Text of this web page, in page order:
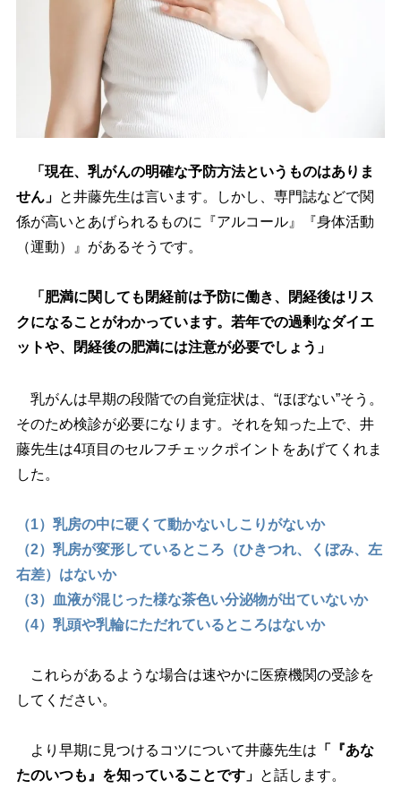
「現在、乳がんの明確な予防方法というものはありま
せん」 と井藤先生は言います。しかし、専門誌などで関
係が高いとあげられるものに『アルコール』『身体活動
（運動）』があるそうです。
「肥満に関しても閉経前は予防に働き、閉経後はリス
クになることがわかっています。若年での過剰なダイエ
ットや、閉経後の肥満には注意が必要でしょう」
乳がんは早期の段階での自覚症状は、“ほぼない”そう。
そのため検診が必要になります。それを知った上で、井
藤先生は4項目のセルフチェックポイントをあげてくれま
した。
（1）乳房の中に硬くて動かないしこりがないか
（2）乳房が変形しているところ（ひきつれ、くぼみ、左
右差）はないか
（3）血液が混じった様な茶色い分泌物が出ていないか
（4）乳頭や乳輪にただれているところはないか
これらがあるような場合は速やかに医療機関の受診を
してください。
より早期に見つけるコツについて井藤先生は 「『あな
たのいつも』を知っていることです」 と話します。